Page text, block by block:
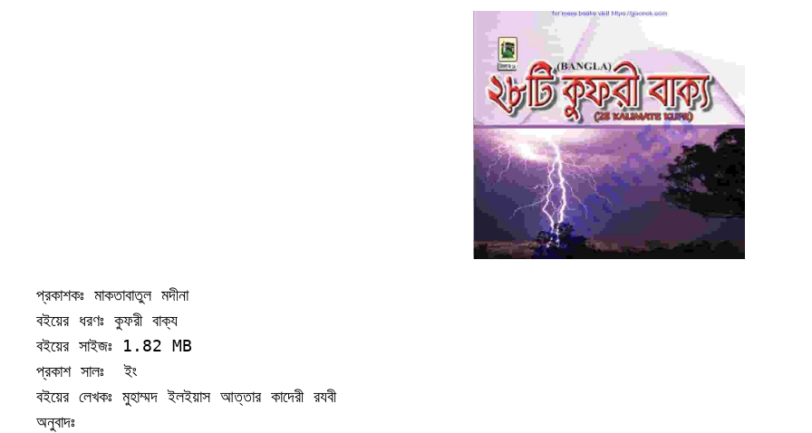
প্রকাশকঃ মাকতাবাতুল মদীনা
বইয়ের ধরণঃ কুফরী বাক্য
বইয়ের সাইজঃ 1.82 MB
প্রকাশ সালঃ  ইং
বইয়ের লেখকঃ মুহাম্মদ ইলইয়াস আত্তার কাদেরী রযবী
অনুবাদঃ